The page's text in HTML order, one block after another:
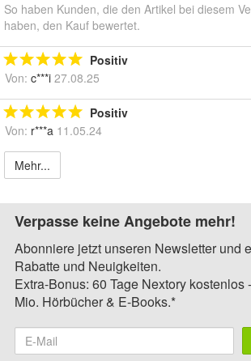
So haben Kunden, die den Artikel bei diesem
haben, den Kauf bewertet.
Positiv
Von: c***i 27.08.25
Positiv
Von: r***a 11.05.24
Mehr...
Verpasse keine Angebote mehr!
Abonniere jetzt unseren Newsletter und
Rabatte und Neuigkeiten.
Extra-Bonus: 60 Tage Nextory kostenlos
Mio. Hörbücher & E-Books.*